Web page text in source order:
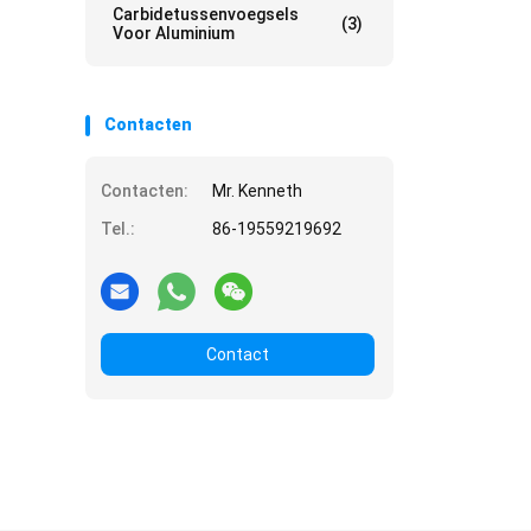
Carbidetussenvoegsels
Voor Aluminium
(3)
Contacten
Contacten:
Mr. Kenneth
Tel.:
86-19559219692
Contact